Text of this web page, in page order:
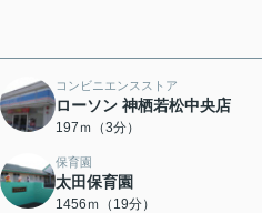
コンビニエンスストア
ローソン 神栖若松中央店
197ｍ（3分）
保育園
太田保育園
1456ｍ（19分）